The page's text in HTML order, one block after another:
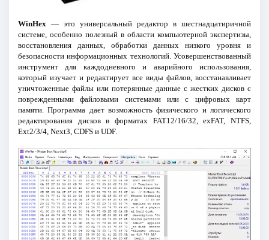
WinHex — это универсальный редактор в шестнадцатиричной
системе, особенно полезный в области компьютерной экспертизы,
восстановления данных, обработки данных низкого уровня и
безопасности информационных технологий. Усовершенствованный
инструмент для каждодневного и аварийного использования,
который изучает и редактирует все виды файлов, восстанавливает
уничтоженные файлы или потерянные данные с жестких дисков с
поврежденными файловыми системами или с цифровых карт
памяти. Программа дает возможность физического и логического
редактирования дисков в форматах FAT12/16/32, exFAT, NTFS,
Ext2/3/4, Next3, CDFS и UDF.